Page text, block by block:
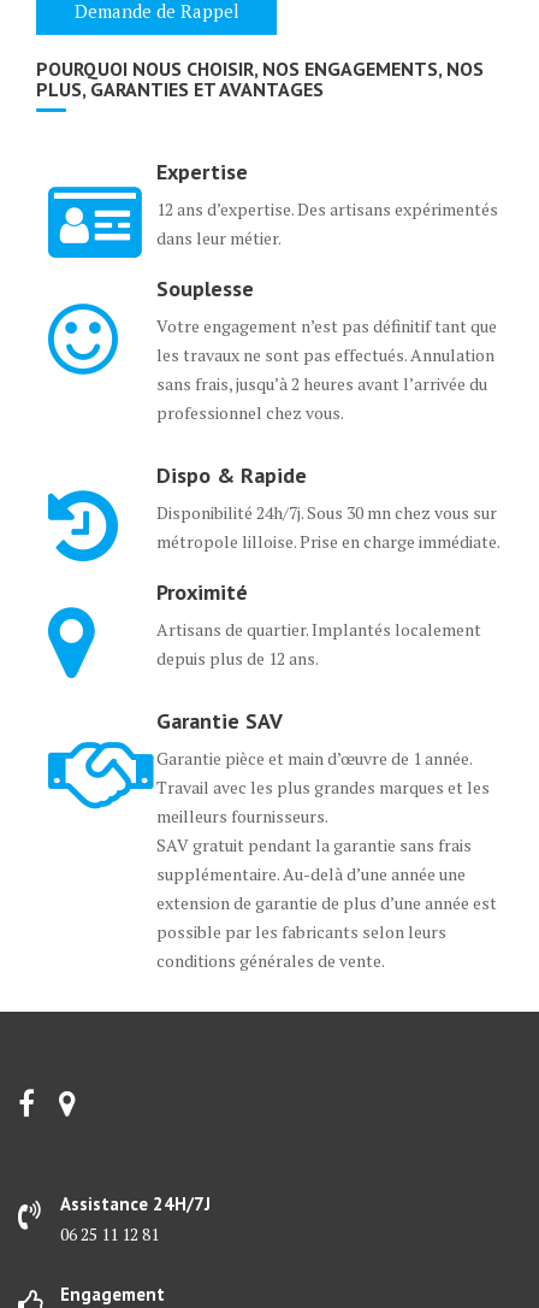
POURQUOI NOUS CHOISIR, NOS ENGAGEMENTS, NOS
PLUS, GARANTIES ET AVANTAGES
Expertise
12 ans d’expertise. Des artisans expérimentés
dans leur métier.
Souplesse
Votre engagement n’est pas définitif tant que
les travaux ne sont pas effectués. Annulation
sans frais, jusqu’à 2 heures avant l’arrivée du
professionnel chez vous.
Dispo & Rapide
Disponibilité 24h/7j. Sous 30 mn chez vous sur
métropole lilloise. Prise en charge immédiate.
Proximité
Artisans de quartier. Implantés localement
depuis plus de 12 ans.
Garantie SAV
Garantie pièce et main d’œuvre de 1 année.
Travail avec les plus grandes marques et les
meilleurs fournisseurs.
SAV gratuit pendant la garantie sans frais
supplémentaire. Au-delà d’une année une
extension de garantie de plus d’une année est
possible par les fabricants selon leurs
conditions générales de vente.
Assistance 24H/7J
06 25 11 12 81
Engagement